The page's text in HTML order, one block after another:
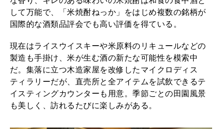
して万能で、「米焼酎ねっか」をはじめ複数の銘柄が
国際的な酒類品評会でも高い評価を得ている。
現在はライスウイスキーや米原料のリキュールなどの
製造も手掛け、米が生む酒の新たな可能性を模索中
だ。集落に立つ木造家屋を改修したマイクロディス
ティラリーだが、直売所と全アイテムを試飲できるテ
イスティングカウンターも用意。季節ごとの田園風景
も美しく、訪れるたびに楽しみがある。